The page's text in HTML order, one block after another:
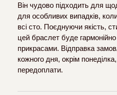
Він чудово підходить для
для особливих випадків,
всі сто. Поєднуючи якість,
цей браслет буде
прикрасами. Відправка
кожного дня, окрім
передоплати.